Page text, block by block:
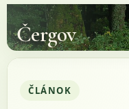
Čergov
ČLÁNOK